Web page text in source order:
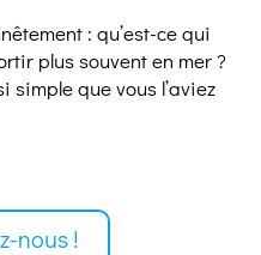
: qu’est-ce qui
plus souvent en mer ?
que vous l’aviez
nous !